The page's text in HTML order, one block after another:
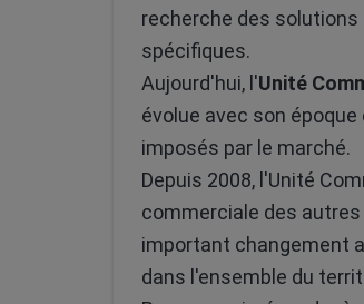
recherche des
spécifiques.
Aujourd'hui, l'Unité
évolue avec son
imposés par le marché.
Depuis 2008, l'Unité
commerciale des autres
important changement
dans l'ensemble du